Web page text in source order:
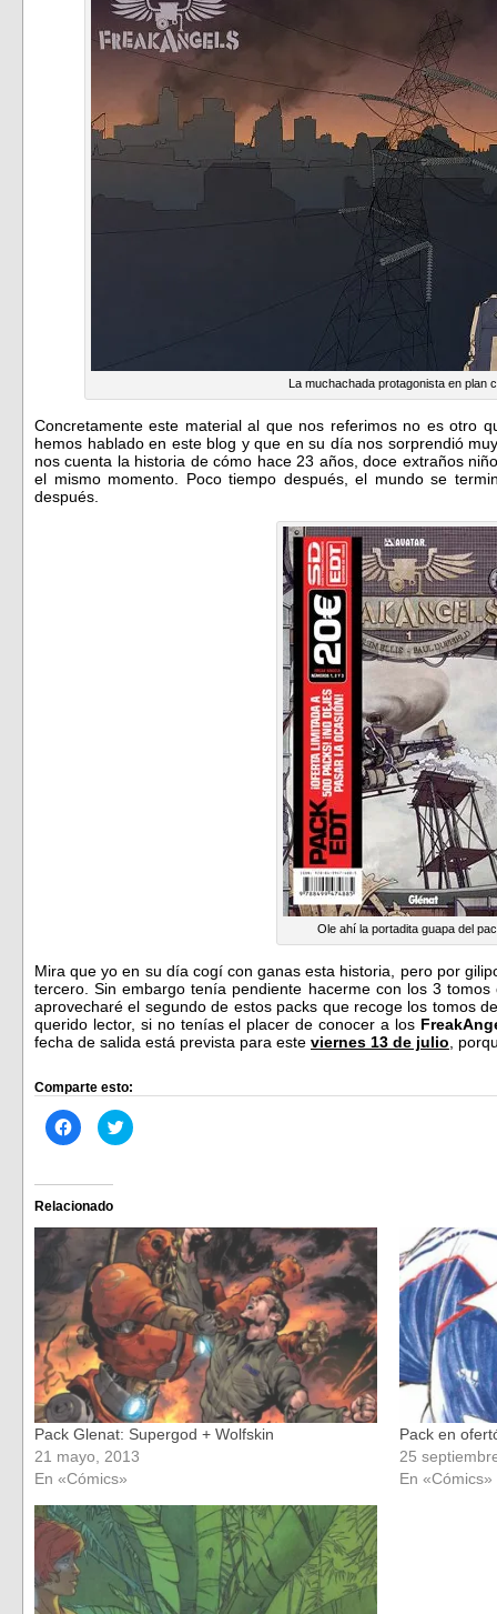
La muchachada protagonista en plan
Concretamente este material al que nos referimos no es otro
hemos hablado en este blog y que en su día nos sorprendió
nos cuenta la historia de cómo hace 23 años, doce extraños
el mismo momento. Poco tiempo después, el mundo se
después.
Ole ahí la portadita guapa del
Mira que yo en su día cogí con ganas esta historia, pero por
tercero. Sin embargo tenía pendiente hacerme con los 3
aprovecharé el segundo de estos packs que recoge los tomos
querido lector, si no tenías el placer de conocer a los
fecha de salida está prevista para este viernes 13 de julio ,
Comparte esto:
Haz
clic
Facebook
(Se
abre
en
una
ventana
nueva)
Haz
clic
en
una
ventana
nueva)
Relacionado
Pack Glenat: Supergod + Wolfskin
21 mayo, 2013
En «Cómics»
Pack en
25
En «Cómics»